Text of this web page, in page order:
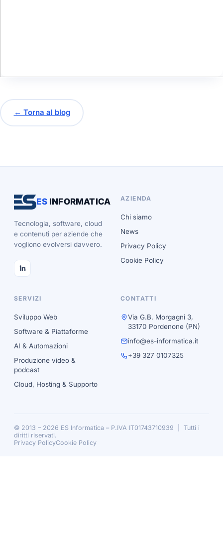
← Torna al blog
ESINFORMATICA
Tecnologia, software, cloud
e contenuti per aziende che
vogliono evolversi davvero.
AZIENDA
Chi siamo
News
Privacy Policy
Cookie Policy
SERVIZI
Sviluppo Web
Software & Piattaforme
AI & Automazioni
Produzione video &
podcast
Cloud, Hosting & Supporto
CONTATTI
Via G.B. Morgagni 3,
33170 Pordenone (PN)
info@es-informatica.it
+39 327 0107325
© 2013 – 2026 ES Informatica – P.IVA IT01743710939 | Tutti i
diritti riservati.
Privacy PolicyCookie Policy